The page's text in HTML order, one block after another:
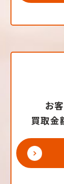
お
買取金